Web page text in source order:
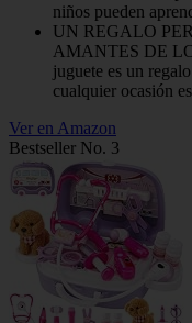
niños pueden
UN REGALO
AMANTES DE
juguete es un
cualquier ocasión
Ver en Amazon
Bestseller No. 3